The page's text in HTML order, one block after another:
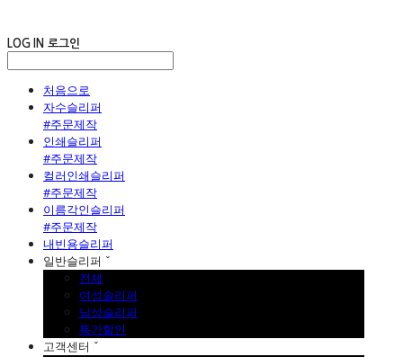
LOG IN 로그인
처음으로
자수슬리퍼
#주문제작
인쇄슬리퍼
#주문제작
컬러인쇄슬리퍼
#주문제작
이름각인슬리퍼
#주문제작
내빈용슬리퍼
일반슬리퍼 ˇ
전체
여성슬리퍼
남성슬리퍼
특가할인
고객센터 ˇ